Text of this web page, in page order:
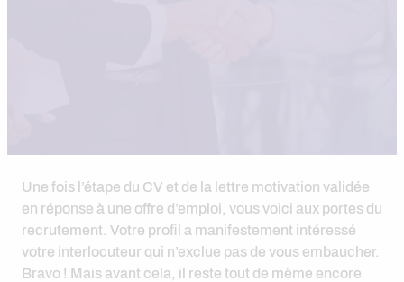
Une fois l’étape du CV et de la lettre motivation validée
en réponse à une offre d’emploi, vous voici aux portes du
recrutement. Votre profil a manifestement intéressé
votre interlocuteur qui n’exclue pas de vous embaucher.
Bravo ! Mais avant cela, il reste tout de même encore